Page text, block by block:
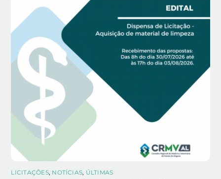
LICITAÇÕES, NOTÍCIAS, ÚLTIMAS